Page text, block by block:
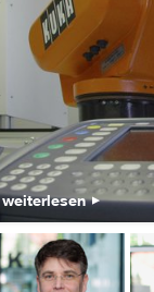
weiterlesen